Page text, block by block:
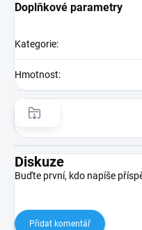
Doplňkové parametry
Kategorie:
Hmotnost:
Diskuze
Buďte první, kdo napíše
Přidat komentář